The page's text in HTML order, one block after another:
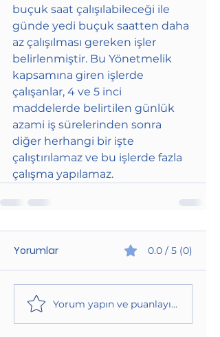
buçuk saat çalışılabileceği ile
günde yedi buçuk saatten daha
az çalışılması gereken işler
belirlenmiştir. Bu Yönetmelik
kapsamına giren işlerde
çalışanlar, 4 ve 5 inci
maddelerde belirtilen günlük
azami iş sürelerinden sonra
diğer herhangi bir işte
çalıştırılamaz ve bu işlerde fazla
çalışma yapılamaz.
Yorumlar 0.0 / 5 (0)
Yorum yapın ve puanlayın...